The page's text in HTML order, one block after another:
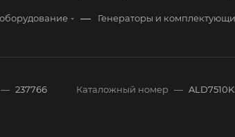
— Генераторы и
— 237766 Каталожный номер —